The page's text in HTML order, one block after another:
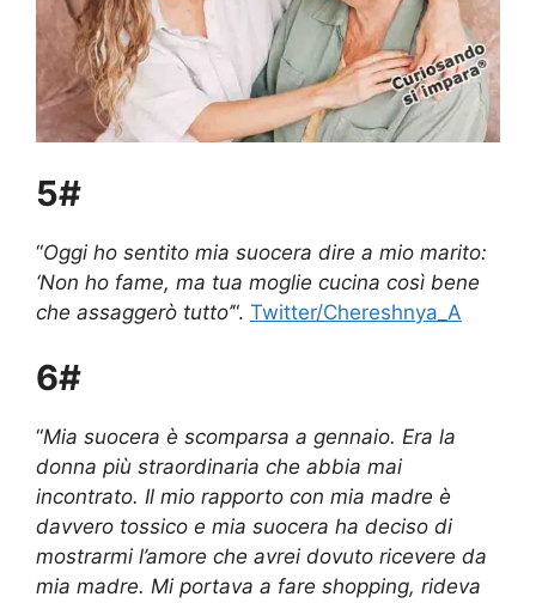
5#
“Oggi ho sentito mia suocera dire a mio marito:
‘Non ho fame, ma tua moglie cucina così bene
che assaggerò tutto’“. Twitter/Chereshnya_A
6#
“Mia suocera è scomparsa a gennaio. Era la
donna più straordinaria che abbia mai
incontrato. Il mio rapporto con mia madre è
davvero tossico e mia suocera ha deciso di
mostrarmi l’amore che avrei dovuto ricevere da
mia madre. Mi portava a fare shopping, rideva